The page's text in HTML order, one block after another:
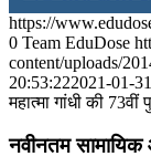
July 31, 2026
📝 डेली करेंट
https://
0 Team EduDose
content/uploads/
20:53:222021-01-
महात्मा गांधी की 73वीं
नवीनतम